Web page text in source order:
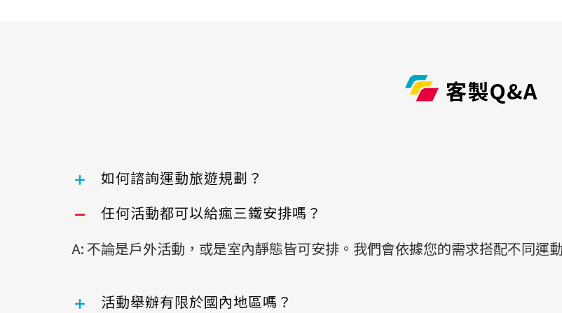
客製Q&A
如何諮詢運動旅遊規劃？
任何活動都可以給瘋三鐵安排嗎？
A: 不論是戶外活動，或是室內靜態皆可安排。我們會依據您的需求搭配不同運
活動舉辦有限於國內地區嗎？